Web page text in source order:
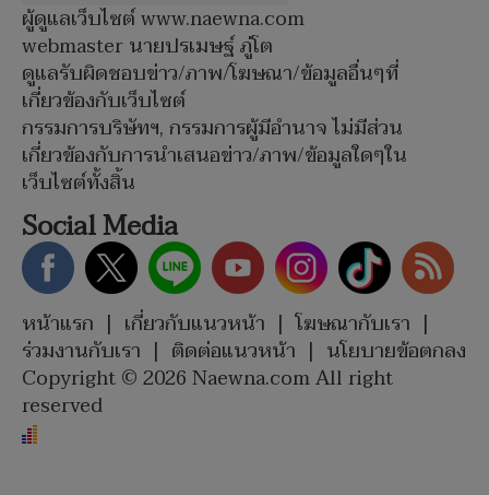
ผู้ดูแลเว็บไซต์ www.naewna.com
webmaster นายปรเมษฐ์ ภู่โต
ดูแลรับผิดชอบข่าว/ภาพ/โฆษณา/ข้อมูลอื่นๆที่
เกี่ยวข้องกับเว็บไซต์
กรรมการบริษัทฯ, กรรมการผู้มีอำนาจ ไม่มีส่วน
เกี่ยวข้องกับการนำเสนอข่าว/ภาพ/ข้อมูลใดๆใน
เว็บไซต์ทั้งสิ้น
Social Media
หน้าแรก | เกี่ยวกับแนวหน้า | โฆษณากับเรา |
ร่วมงานกับเรา | ติดต่อแนวหน้า | นโยบายข้อตกลง
Copyright © 2026 Naewna.com All right
reserved